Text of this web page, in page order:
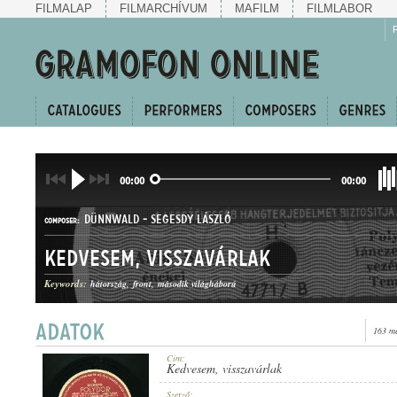
FILMALAP FILMARCHÍVUM MAFILM FILMLABOR
00:00 00:00
COMPOSER: DÜNNWALD - SEGESDY LÁSZLÓ
GENRE: INDULÓDAL
Kedvesem, visszavárlak
Keywords: hátország front második világháború
163
Cím:
Kedvesem, visszavárlak
Szerző: